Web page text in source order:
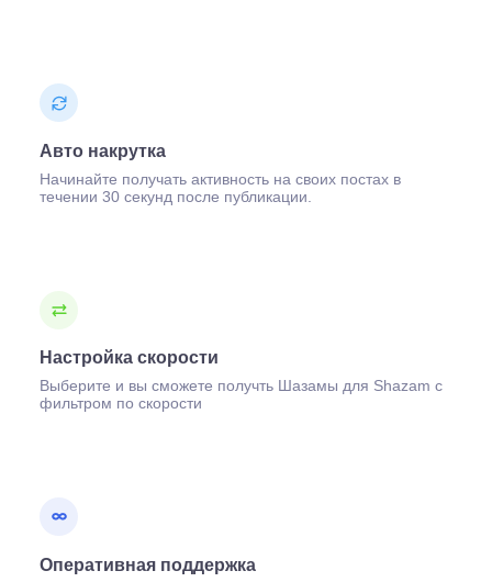
Авто накрутка
Начинайте получать активность на своих постах в
течении 30 секунд после публикации.
Настройка скорости
Выберите и вы сможете получть Шазамы для Shazam с
фильтром по скорости
Оперативная поддержка